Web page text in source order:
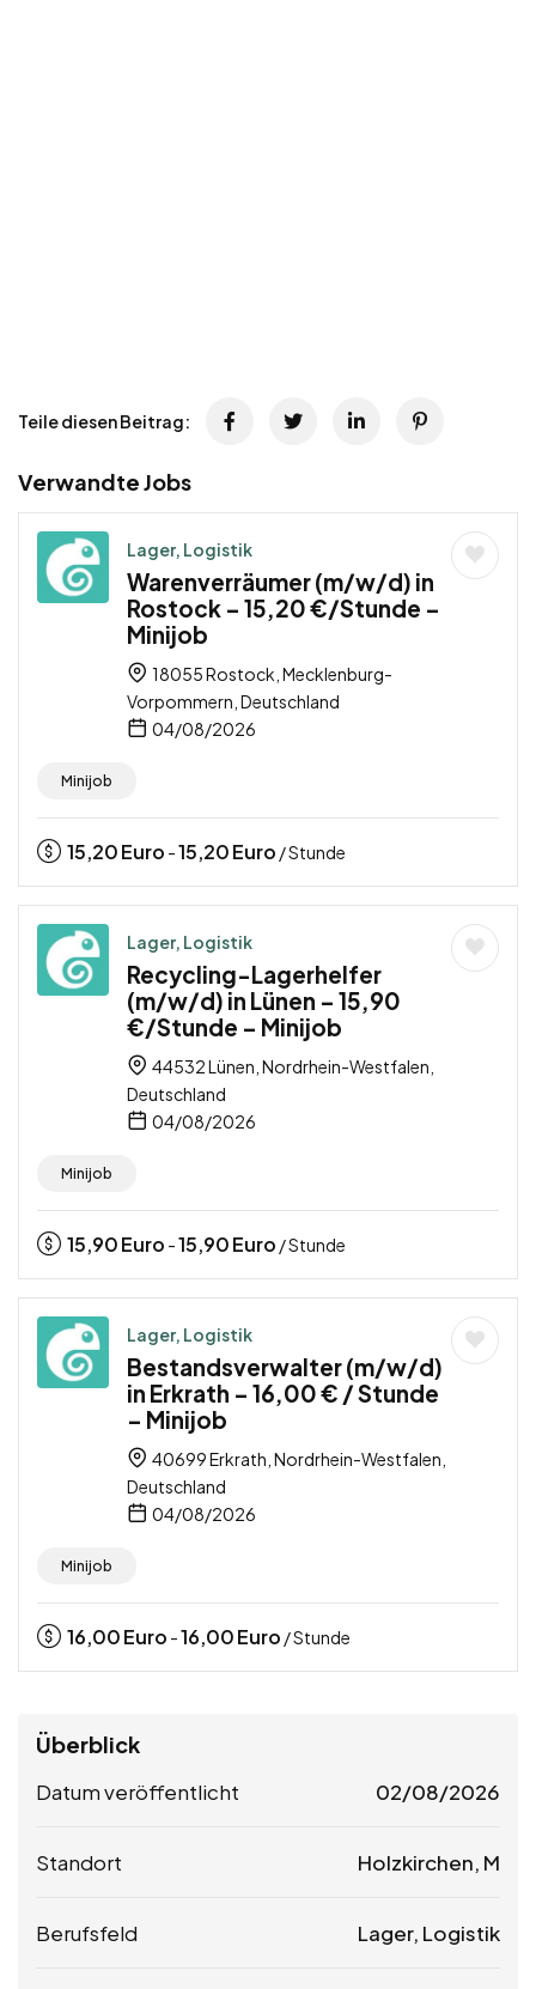
Teile diesen Beitrag:
Verwandte Jobs
Lager, Logistik
Warenverräumer (m/w/d) in
Rostock – 15,20 €/Stunde –
Minijob
18055 Rostock, Mecklenburg-
Vorpommern, Deutschland
04/08/2026
Minijob
15,20Euro -15,20Euro / Stunde
Lager, Logistik
Recycling-Lagerhelfer
(m/w/d) in Lünen – 15,90
€/Stunde – Minijob
44532 Lünen, Nordrhein-Westfalen,
Deutschland
04/08/2026
Minijob
15,90Euro -15,90Euro / Stunde
Lager, Logistik
Bestandsverwalter (m/w/d)
in Erkrath – 16,00 € / Stunde
– Minijob
40699 Erkrath, Nordrhein-Westfalen,
Deutschland
04/08/2026
Minijob
16,00Euro -16,00Euro / Stunde
Überblick
Datum veröffentlicht 02/08/2026
Standort Holzkirchen, M
Berufsfeld Lager, Logistik